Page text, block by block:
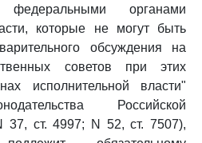
федеральными органами
которые не могут быть
обсуждения на
советов при этих
исполнительной власти"
Российской
37, ст. 4997; N 52, ст. 7507),